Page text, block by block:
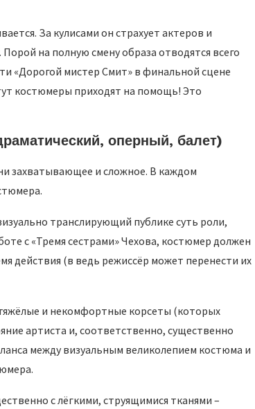
За кулисами он страхует актеров и
на полную смену образа отводятся всего
«Дорогой мистер Смит» в финальной сцене
костюмеры приходят на помощь! Это
оперный, балет)
захватывающее и сложное. В каждом
транслирующий публике суть роли,
с «Тремя сестрами» Чехова, костюмер должен
действия (в ведь режиссёр может перенести их
и некомфортные корсеты (которых
артиста и, соответственно, существенно
между визуальным великолепием костюма и
с лёгкими, струящимися тканями –